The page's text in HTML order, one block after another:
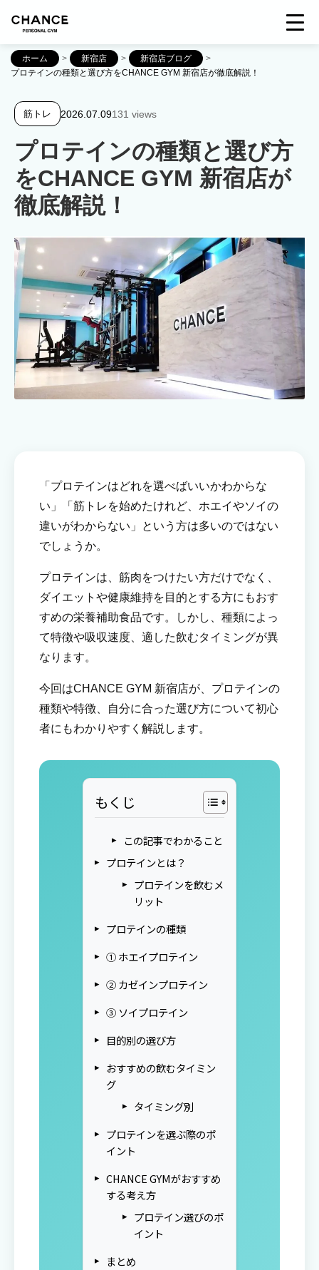
ホーム > 新宿店 > 新宿店ブログ
>
プロテインの種類と選び方をCHANCE GYM 新宿店が徹底解説！
筋トレ 2026.07.09131 views
プロテインの種類と選び方
をCHANCE GYM 新宿店が
徹底解説！
「プロテインはどれを選べばいいかわからな
い」「筋トレを始めたけれど、ホエイやソイの
違いがわからない」という方は多いのではない
でしょうか。
プロテインは、筋肉をつけたい方だけでなく、
ダイエットや健康維持を目的とする方にもおす
すめの栄養補助食品です。しかし、種類によっ
て特徴や吸収速度、適した飲むタイミングが異
なります。
今回はCHANCE GYM 新宿店が、プロテインの
種類や特徴、自分に合った選び方について初心
者にもわかりやすく解説します。
もくじ
この記事でわかること
プロテインとは？
プロテインを飲むメ
リット
プロテインの種類
① ホエイプロテイン
② カゼインプロテイン
③ ソイプロテイン
目的別の選び方
おすすめの飲むタイミン
グ
タイミング別
プロテインを選ぶ際のポ
イント
CHANCE GYMがおすすめ
する考え方
プロテイン選びのポ
イント
まとめ